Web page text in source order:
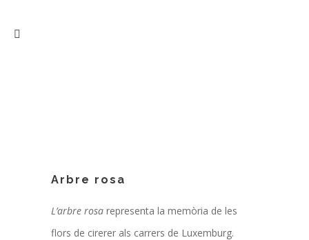
Arbre rosa
L’arbre rosa representa la memòria de les
flors de cirerer als carrers de Luxemburg.